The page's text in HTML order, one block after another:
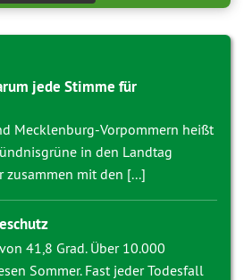
jede Stimme für
Mecklenburg-Vorpommern heißt
in den Landtag
zusammen mit den [...]
41,8 Grad. Über 10.000
Sommer. Fast jeder Todesfall